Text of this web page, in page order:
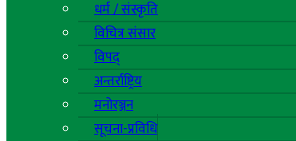
धर्म / संस्कृति
विचित्र संसार
विपद्
अन्तर्राष्ट्रिय
मनोरञ्जन
सूचना-प्रविधि